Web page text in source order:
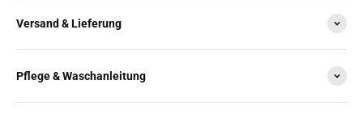
Versand & Lieferung
Pflege & Waschanleitung